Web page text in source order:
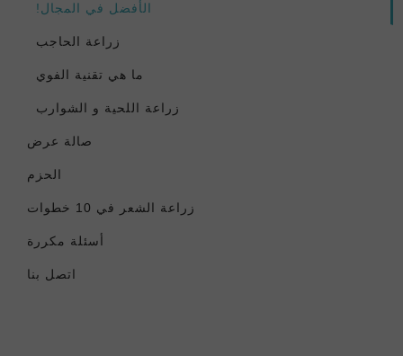
الأفضل في المجال!
زراعة الحاجب
ما هي تقنية الفوي
زراعة اللحية و الشوارب
صالة عرض
الحزم
زراعة الشعر في 10 خطوات
أسئلة مكررة
اتصل بنا